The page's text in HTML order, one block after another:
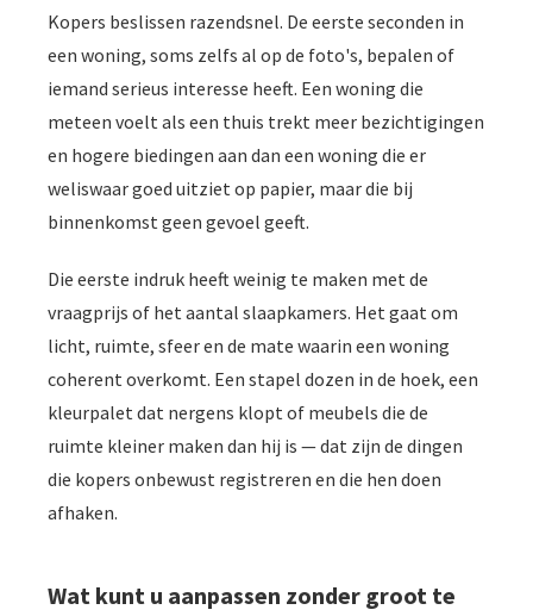
Kopers beslissen razendsnel. De eerste seconden in
een woning, soms zelfs al op de foto's, bepalen of
iemand serieus interesse heeft. Een woning die
meteen voelt als een thuis trekt meer bezichtigingen
en hogere biedingen aan dan een woning die er
weliswaar goed uitziet op papier, maar die bij
binnenkomst geen gevoel geeft.
Die eerste indruk heeft weinig te maken met de
vraagprijs of het aantal slaapkamers. Het gaat om
licht, ruimte, sfeer en de mate waarin een woning
coherent overkomt. Een stapel dozen in de hoek, een
kleurpalet dat nergens klopt of meubels die de
ruimte kleiner maken dan hij is — dat zijn de dingen
die kopers onbewust registreren en die hen doen
afhaken.
Wat kunt u aanpassen zonder groot te
gebruikt
te
website-
van